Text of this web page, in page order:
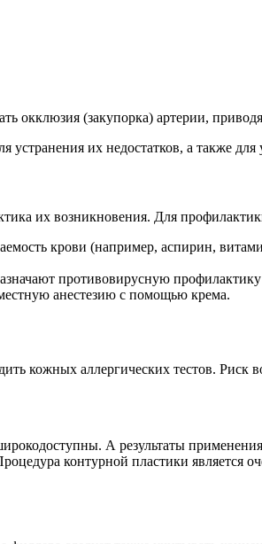
окклюзия (закупорка) артерии,
устранения их недостатков, а также
их возникновения. Для
крови (например, аспирин,
противовирусную
анестезию с помощью крема.
кожных аллергических тестов. Риск
А результаты
контурной пластики является